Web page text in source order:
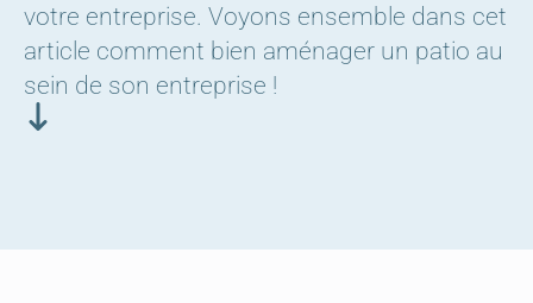
votre entreprise. Voyons ensemble dans cet
article comment bien aménager un patio au
sein de son entreprise !